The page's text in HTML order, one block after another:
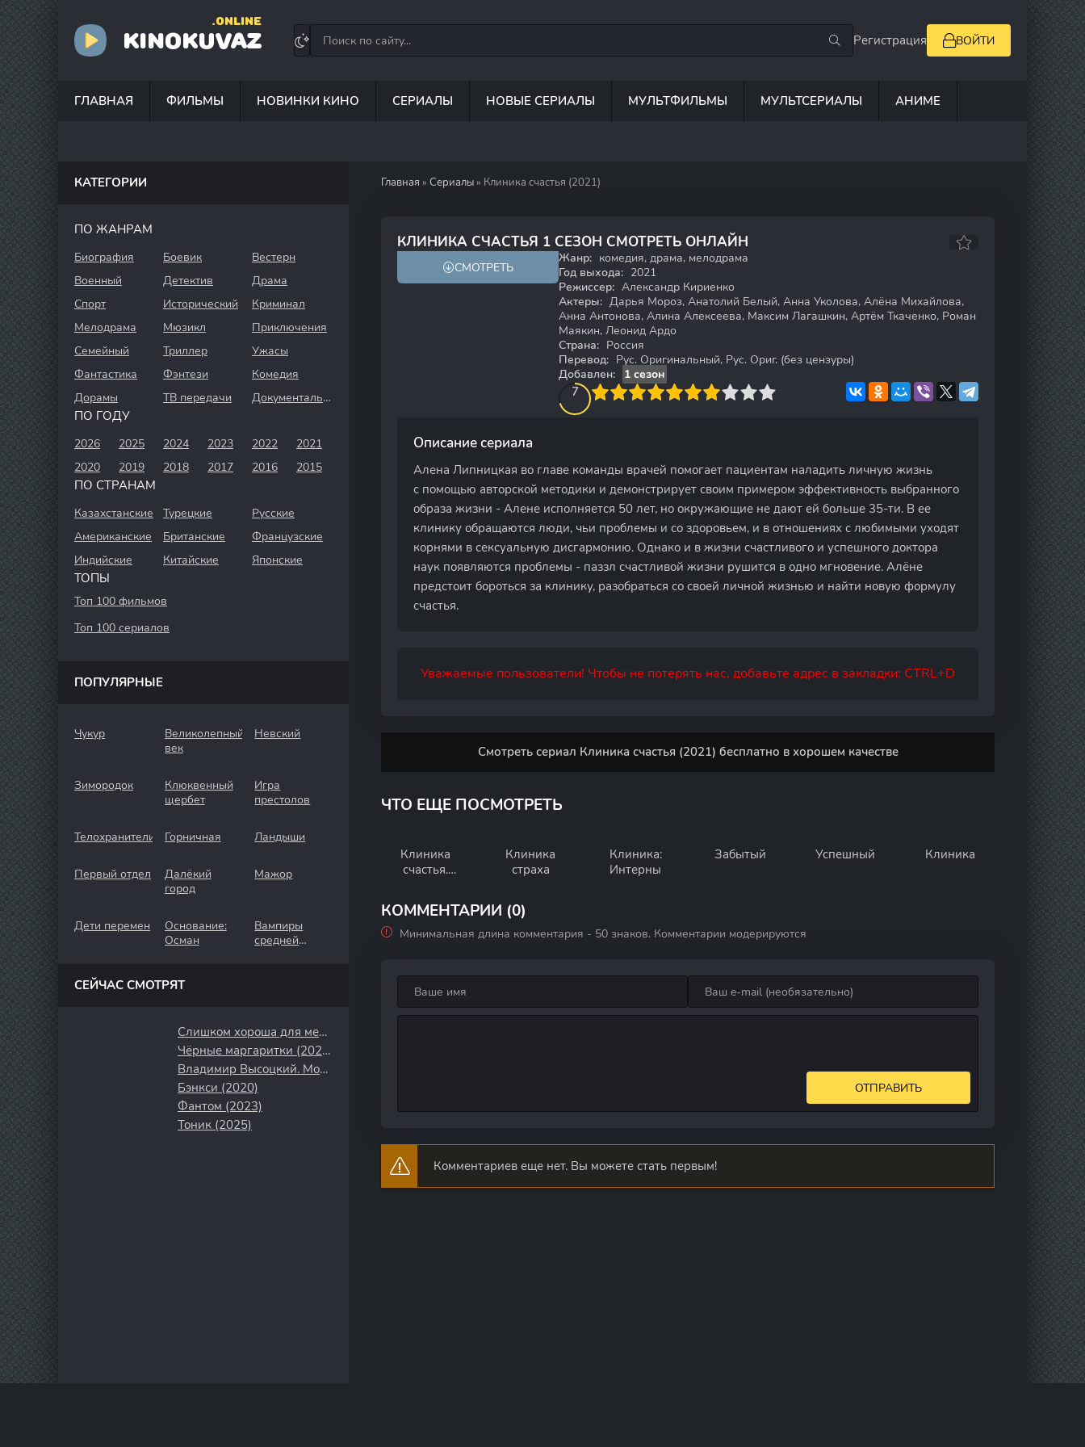
KINOKUVAZ
.ONLINE
Регистрация ВОЙТИ
ГЛАВНАЯ ФИЛЬМЫ НОВИНКИ КИНО СЕРИАЛЫ НОВЫЕ СЕРИАЛЫ МУЛЬТФИЛЬМЫ МУЛЬТСЕРИАЛЫ АНИМЕ
Главная » Сериалы » Клиника счастья (2021)
КЛИНИКА СЧАСТЬЯ 1 СЕЗОН СМОТРЕТЬ ОНЛАЙН
7.1
СМОТРЕТЬ
Жанр: комедия, драма, мелодрама
Год выхода: 2021
Режиссер: Александр Кириенко
Актеры: Дарья Мороз, Анатолий Белый, Анна Уколова, Алёна Михайлова,
Анна Антонова, Алина Алексеева, Максим Лагашкин, Артём Ткаченко, Роман
Маякин, Леонид Ардо
Страна: Россия
Перевод: Рус. Оригинальный, Рус. Ориг. (без цензуры)
Добавлен:
1 сезон
7
4 5 6 7 8 9 10
Описание сериала
Алена Липницкая во главе команды врачей помогает пациентам наладить личную жизнь
с помощью авторской методики и демонстрирует своим примером эффективность выбранного
образа жизни - Алене исполняется 50 лет, но окружающие не дают ей больше 35-ти. В ее
клинику обращаются люди, чьи проблемы и со здоровьем, и в отношениях с любимыми уходят
корнями в сексуальную дисгармонию. Однако и в жизни счастливого и успешного доктора
наук появляются проблемы - паззл счастливой жизни рушится в одно мгновение. Алёне
предстоит бороться за клинику, разобраться со своей личной жизнью и найти новую формулу
счастья.
Уважаемые пользователи! Чтобы не потерять нас, добавьте адрес в закладки: CTRL+D
Смотреть сериал Клиника счастья (2021) бесплатно в хорошем качестве
ЧТО ЕЩЕ ПОСМОТРЕТЬ
Клиника
счастья.
Клиника
страха
Клиника:
Интерны
Забытый Успешный Клиника
КОММЕНТАРИИ (0)
Минимальная длина комментария - 50 знаков. Комментарии модерируются
ОТПРАВИТЬ
Комментариев еще нет. Вы можете стать первым!
КАТЕГОРИИ
ПО ЖАНРАМ
Биография Боевик
Вестерн
Военный
Детектив
Драма
Спорт
Исторический
Криминал
Мелодрама
Мюзикл
Приключения
Семейный
Триллер
Ужасы
Фантастика
Фэнтези
Комедия
Дорамы
ТВ передачи Документальный
ПО ГОДУ
2026 2025 2024 2023 2022
2021
2020
2019 2018 2017 2016 2015
ПО СТРАНАМ
Казахстанские Турецкие
Русские
Американские
Британские
Французские
Индийские
Китайские Японские
ТОПЫ
Топ 100 фильмов
Топ 100 сериалов
ПОПУЛЯРНЫЕ
Чукур
Великолепный
век
Невский
Зимородок
Клюквенный
щербет
Игра
престолов
Телохранители Горничная Ландыши
Первый отдел
Далёкий
город
Мажор
Дети перемен
Основание:
Осман
Вампиры
средней
СЕЙЧАС СМОТРЯТ
Слишком хороша для меня (2014)
Чёрные маргаритки (2024)
Владимир Высоцкий. Монолог (1987)
Бэнкси (2020)
Фантом (2023)
Тоник (2025)